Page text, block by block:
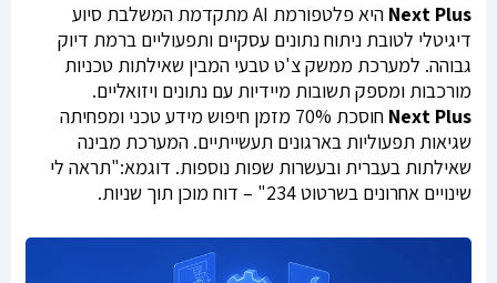
Next Plus
היא פלטפורמת AI מתקדמת המשלבת סיוע
דיגיטלי לטובת ניתוח נתונים עסקיים ותפעוליים ברמת דיוק
גבוהה. למערכת ממשק צ'ט טבעי המבין שאילתות טכניות
מורכבות ומספק תשובות מיידיות עם נתונים ויזואליים.
Next Plus
חוסכת 70% מזמן חיפוש מידע טכני ומפחיתה
שגיאות תפעוליות בארגונים תעשייתיים. המערכת מבינה
שאילתות בעברית ובעשרות שפות נוספות. דוגמא:"תראה לי
שינויים אחרונים בשרטוט 234" – דוח מוכן תוך שניות.